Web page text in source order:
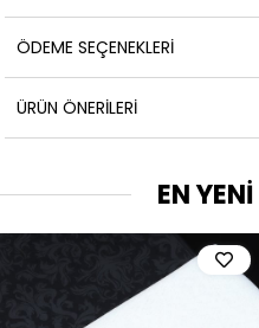
ÖDEME SEÇENEKLERI
ÜRÜN ÖNERILERI
EN